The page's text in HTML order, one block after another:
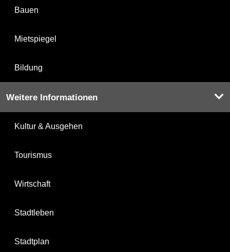
Bauen
Mietspiegel
Bildung
Weitere Informationen
Kultur & Ausgehen
Tourismus
Wirtschaft
Stadtleben
Stadtplan